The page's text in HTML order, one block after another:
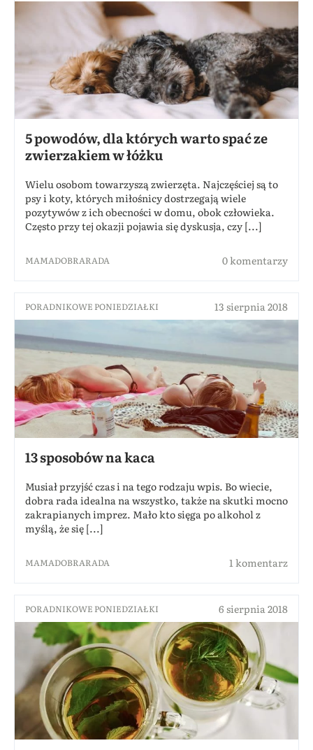
5 powodów, dla których warto spać ze
zwierzakiem w łóżku
Wielu osobom towarzyszą zwierzęta. Najczęściej są to
psy i koty, których miłośnicy dostrzegają wiele
pozytywów z ich obecności w domu, obok człowieka.
Często przy tej okazji pojawia się dyskusja, czy [...]
MAMADOBRARADA 0 komentarzy
PORADNIKOWE PONIEDZIAŁKI 13 sierpnia 2018
13 sposobów na kaca
Musiał przyjść czas i na tego rodzaju wpis. Bo wiecie,
dobra rada idealna na wszystko, także na skutki mocno
zakrapianych imprez. Mało kto sięga po alkohol z
myślą, że się [...]
MAMADOBRARADA 1 komentarz
PORADNIKOWE PONIEDZIAŁKI 6 sierpnia 2018